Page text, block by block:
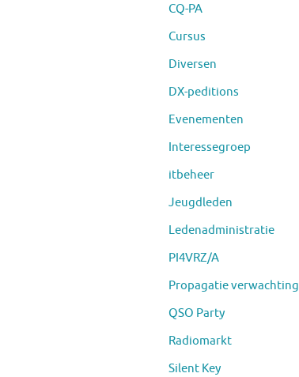
CQ-PA
Cursus
Diversen
DX-peditions
Evenementen
Interessegroep
itbeheer
Jeugdleden
Ledenadministratie
PI4VRZ/A
Propagatie verwachting
QSO Party
Radiomarkt
Silent Key